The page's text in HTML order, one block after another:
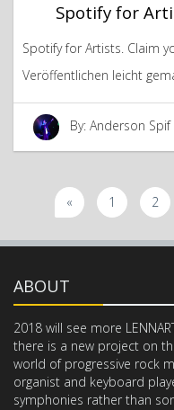
Spotify for
Spotify for Artists. Claim
Veröffentlichen leicht
By: Anderson
« 1 2
ABOUT
2018 will see more
there is a new project on
world of progressive rock
organist and keyboard
symphonies rather than